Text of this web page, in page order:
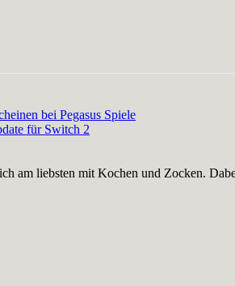
bei Pegasus Spiele
für Switch 2
am liebsten mit Kochen und Zocken.